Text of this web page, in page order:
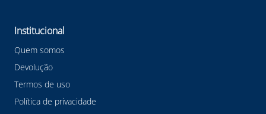
Institucional
Quem somos
Devolução
Termos de uso
Política de privacidade